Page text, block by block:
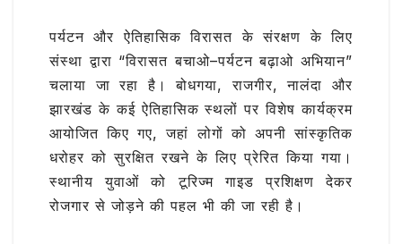
पर्यटन और ऐतिहासिक विरासत के संरक्षण के लिए
संस्था द्वारा “विरासत बचाओ–पर्यटन बढ़ाओ अभियान”
चलाया जा रहा है। बोधगया, राजगीर, नालंदा और
झारखंड के कई ऐतिहासिक स्थलों पर विशेष कार्यक्रम
आयोजित किए गए, जहां लोगों को अपनी सांस्कृतिक
धरोहर को सुरक्षित रखने के लिए प्रेरित किया गया।
स्थानीय युवाओं को टूरिज्म गाइड प्रशिक्षण देकर
रोजगार से जोड़ने की पहल भी की जा रही है।